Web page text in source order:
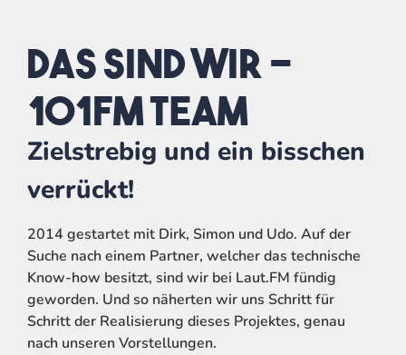
Das sind wir -
101FM Team
Zielstrebig und ein bisschen
verrückt!
2014 gestartet mit Dirk, Simon und Udo. Auf der
Suche nach einem Partner, welcher das technische
Know-how besitzt, sind wir bei Laut.FM fündig
geworden. Und so näherten wir uns Schritt für
Schritt der Realisierung dieses Projektes, genau
nach unseren Vorstellungen.